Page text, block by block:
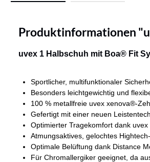
Produktinformationen
uvex 1 Halbschuh mit Boa® Fit
Sportlicher, multifunktionaler
Besonders leichtgewichtig und
100 % metallfreie uvex xenova®-
Gefertigt mit einer neuen
Optimierter Tragekomfort dank
Atmungsaktives, gelochtes
Optimale Belüftung dank Distance
Für Chromallergiker geeignet, da